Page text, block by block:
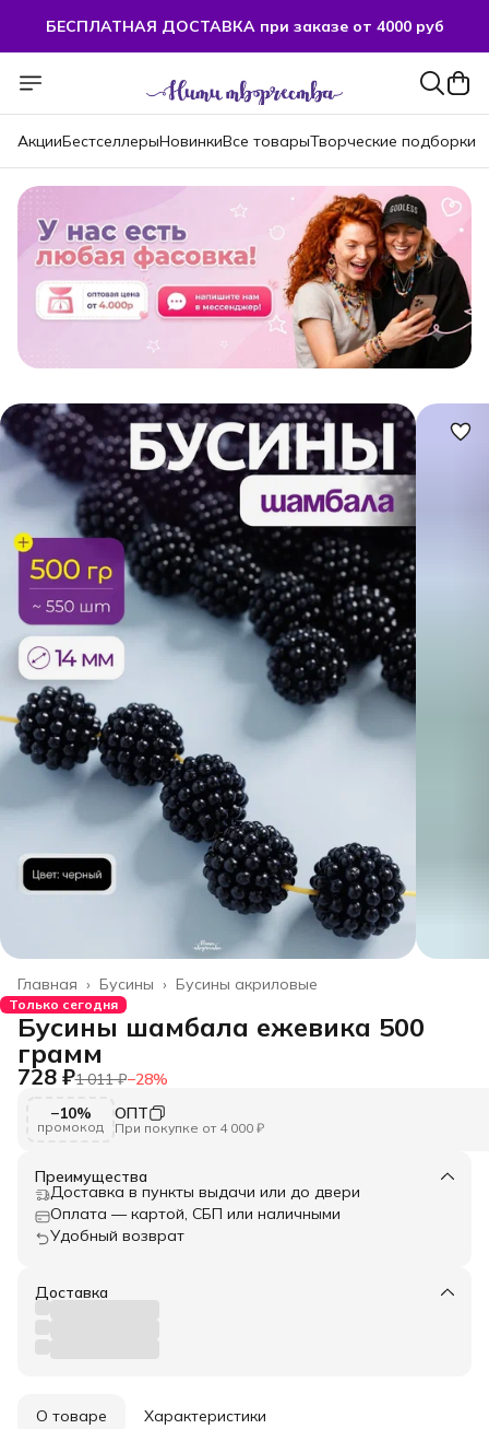
БЕСПЛАТНАЯ ДОСТАВКА при заказе от 4000 руб
АкцииБестселлерыНовинкиВсе товарыТворческие подборки
Бусины акриловые
Бусины ›
Главная ›
Только сегодня
Бусины шамбала ежевика 500
грамм
728 ₽1 011 ₽−28%
−10%
промокод
ОПТ
При покупке от 4 000 ₽
Преимущества
Доставка в пункты выдачи или до двери
Оплата — картой, СБП или наличными
Удобный возврат
Доставка
О товаре Характеристики